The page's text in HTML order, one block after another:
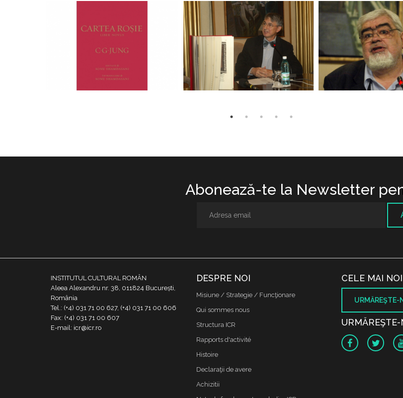
Abonează-te la Newsletter
INSTITUTUL CULTURAL ROMÂN
Aleea Alexandru nr. 38, 011824 București,
România
Tel.: (+4) 031 71 00 627, (+4) 031 71 00 606
Fax: (+4) 031 71 00 607
E-mail: icr@icr.ro
DESPRE NOI
Misiune / Strategie / Funcţionare
Qui sommes nous
Structura ICR
Rapports d'activité
Histoire
Declaraţii de avere
Achizitii
CELE MAI
URMĂREŞTE-
URMĂREŞTE-